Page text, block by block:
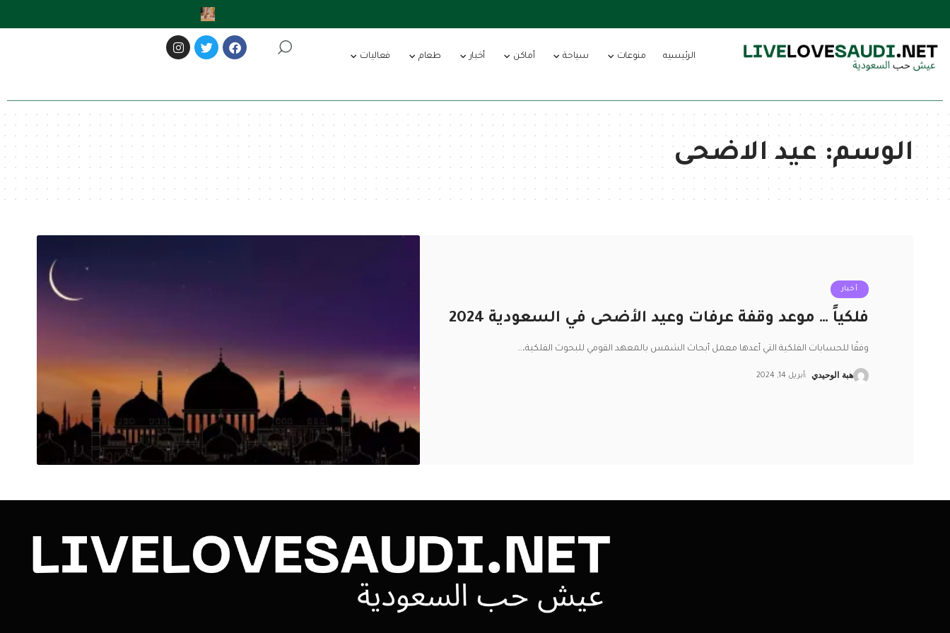
الرئيسيه منوعات سياحة أماكن أخبار طعام فعاليات
الوسم:عيد الاضحى
أخبار
فلكياً … موعد وقفة عرفات وعيد الأضحى في السعودية 2024
وفقًا للحسابات الفلكية التي أعدها معمل أبحاث الشمس بالمعهد القومي للبحوث الفلكية،…
هبة الوحيدي أبريل 14, 2024